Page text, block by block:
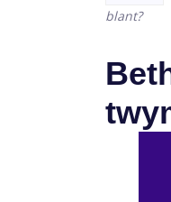
blant?